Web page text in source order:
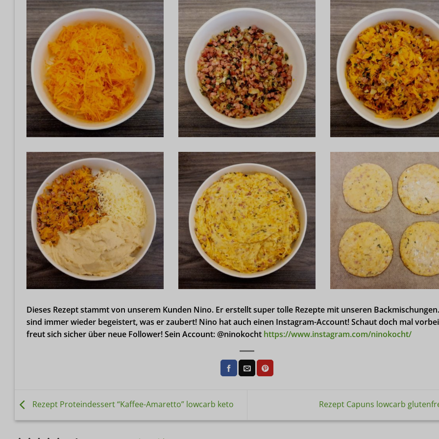
Dieses Rezept stammt von unserem Kunden Nino. Er erstellt super tolle Rezepte mit unseren
sind immer wieder begeistert, was er zaubert! Nino hat auch einen Instagram-Account! Schaut doch mal
freut sich sicher über neue Follower! Sein Account: @ninokocht https://www.instagram.com/ninokocht/
Rezept Proteindessert “Kaffee-Amaretto” lowcarb keto Rezept Capuns lowcarb